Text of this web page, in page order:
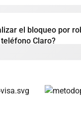
el bloqueo por
Claro?